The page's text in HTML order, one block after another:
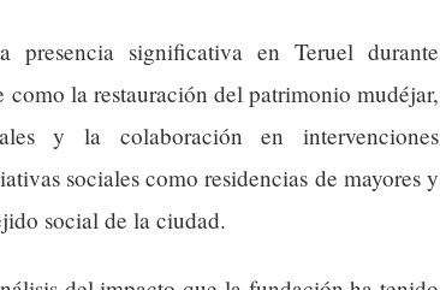
significativa en Teruel durante
como la restauración del patrimonio mudéjar,
y la colaboración en intervenciones
sociales como residencias de mayores y
social de la ciudad.